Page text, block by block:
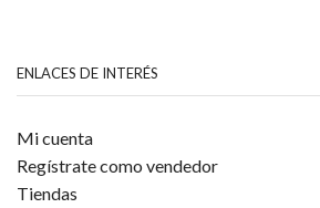
ENLACES DE INTERÉS
Mi cuenta
Regístrate como vendedor
Tiendas